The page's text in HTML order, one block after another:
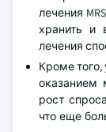
лечения
хранить и
лечения
Кроме того,
оказанием
рост
что еще